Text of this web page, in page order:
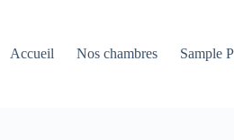
Accueil Nos chambres Sample